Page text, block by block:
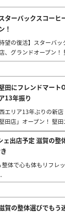
スターバックスコーヒ
ン！
待望の復活】スターバ
、グランドオープン！
田にフレンドマート
13年振り
エリア13年ぶりの新
田店」オープン！ 堅
ェ出店予定 滋賀の
体で心も体もリフレ
賀の整体選びでもう